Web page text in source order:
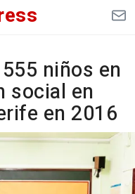
niños en
social en
en 2016